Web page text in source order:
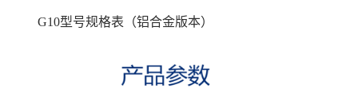
G10型号规格表（铝合金版本）